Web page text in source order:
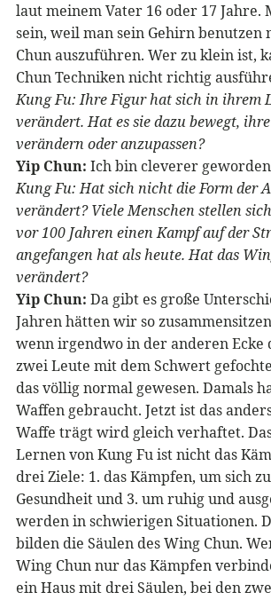
laut meinem Vater 16 oder 17 Jahre.
sein, weil man sein Gehirn benutzen
Chun auszuführen. Wer zu klein ist,
Chun Techniken nicht richtig
Kung Fu: Ihre Figur hat sich in ihrem
verändert. Hat es sie dazu bewegt,
verändern oder anzupassen?
Yip Chun: Ich bin cleverer
Kung Fu: Hat sich nicht die Form der
verändert? Viele Menschen stellen
vor 100 Jahren einen Kampf auf der
angefangen hat als heute. Hat das
verändert?
Yip Chun: Da gibt es große
Jahren hätten wir so
wenn irgendwo in der anderen Ecke
zwei Leute mit dem Schwert
das völlig normal gewesen. Damals
Waffen gebraucht. Jetzt ist das
Waffe trägt wird gleich verhaftet.
Lernen von Kung Fu ist nicht das
drei Ziele: 1. das Kämpfen, um sich
Gesundheit und 3. um ruhig und
werden in schwierigen Situationen.
bilden die Säulen des Wing Chun.
Wing Chun nur das Kämpfen
ein Haus mit drei Säulen, bei den